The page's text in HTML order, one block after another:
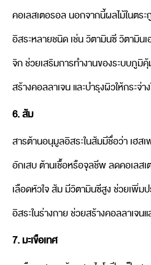
คอเลสเตอรอล นอกจากนี้ผลไม้ในตร
อิสระหลายชนิด เช่น วิตามินซี วิตามิน
จิก ช่วยเสริมการทำงานของระบบภูมิ
สร้างคอลลาเจน และบำรุงผิวให้กระจ่า
6. ส้ม
สารต้านอนุมูลอิสระในส้มมีชื่อว่า เฮ
อักเสบ ต้านเชื้อหรือจุลชีพ ลดคอเลส
เลือดหัวใจ ส้ม มีวิตามินซีสูง ช่วยเพิ่
อิสระในร่างกาย ช่วยสร้างคอลลาเจน
7. มะเขือเทศ